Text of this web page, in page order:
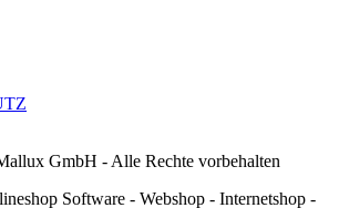
GmbH - Alle Rechte vorbehalten
Software - Webshop - Internetshop -